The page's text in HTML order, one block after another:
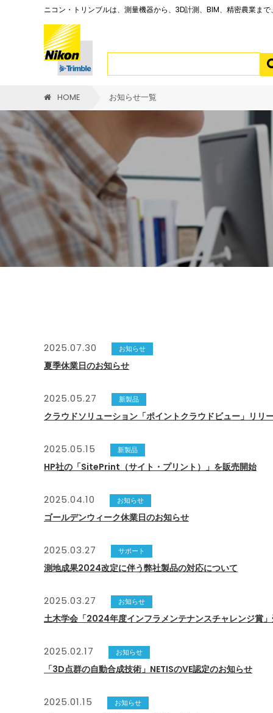
ニコン・トリンブルは、測量機器から、3D計測、BIM、精密農業ま
HOME お知らせ一覧
2025.07.30 お知らせ
夏季休業日のお知らせ
2025.05.27 新製品
クラウドソリューション「ポイントクラウドビュー」リリ
2025.05.15 新製品
HP社の「SitePrint（サイト・プリント）」を販売開始
2025.04.10 お知らせ
ゴールデンウィーク休業日のお知らせ
2025.03.27 サポート
測地成果2024改定に伴う弊社製品の対応について
2025.03.27 お知らせ
土木学会「2024年度インフラメンテナンスチャレンジ賞
2025.02.17 お知らせ
「3D点群の自動合成技術」NETISのVE認定のお知らせ
2025.01.15 お知らせ